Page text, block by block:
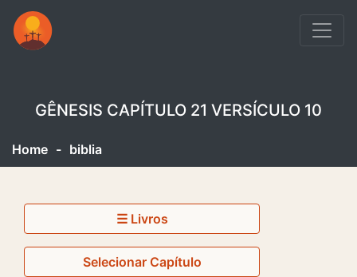
GÊNESIS CAPÍTULO 21 VERSÍCULO 10
Home - biblia
☰ Livros
Selecionar Capítulo